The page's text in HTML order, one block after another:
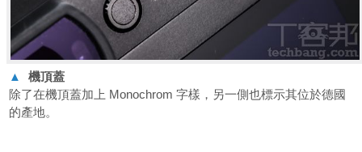
▲
機頂蓋
除了在機頂蓋加上 Monochrom 字樣，另一側也標示其位於德國
的產地。